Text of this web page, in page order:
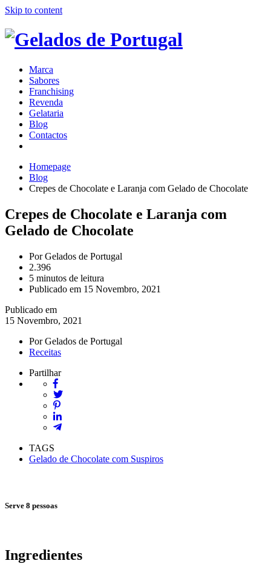
Skip to content
Marca
Sabores
Franchising
Revenda
Gelataria
Blog
Contactos
Homepage
Blog
Crepes de Chocolate e Laranja com Gelado de Chocolate
Crepes de Chocolate e Laranja com
Gelado de Chocolate
PorGelados de Portugal
2.396
5 minutos de leitura
Publicado em 15 Novembro, 2021
Publicado em
15 Novembro, 2021
PorGelados de Portugal
Receitas
Partilhar
TAGS
Gelado de Chocolate com Suspiros
Serve 8 pessoas
Ingredientes